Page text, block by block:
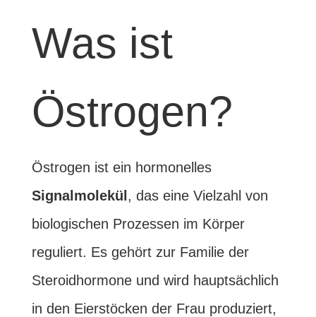
Was ist
Östrogen?
Östrogen ist ein hormonelles
Signalmolekül , das eine Vielzahl von
biologischen Prozessen im Körper
reguliert. Es gehört zur Familie der
Steroidhormone und wird hauptsächlich
in den Eierstöcken der Frau produziert,